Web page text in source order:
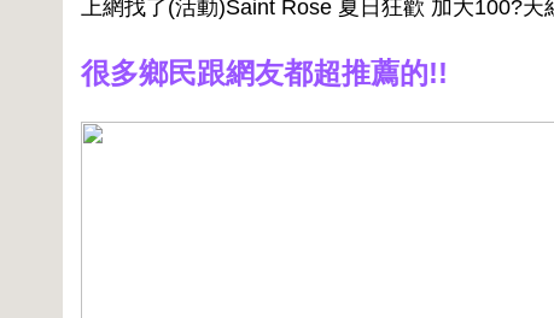
上網找了(活動)Saint Rose 夏日狂歡 加大100?
很多鄉民跟網友都超推薦的!!